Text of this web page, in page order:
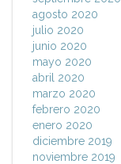
agosto 2020
julio 2020
junio 2020
mayo 2020
abril 2020
marzo 2020
febrero 2020
enero 2020
diciembre 2019
noviembre 2019